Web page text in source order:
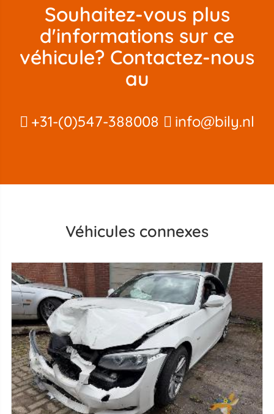
Souhaitez-vous plus
d'informations sur ce
véhicule? Contactez-nous
au
+31-(0)547-388008 info@bily.nl
Véhicules connexes